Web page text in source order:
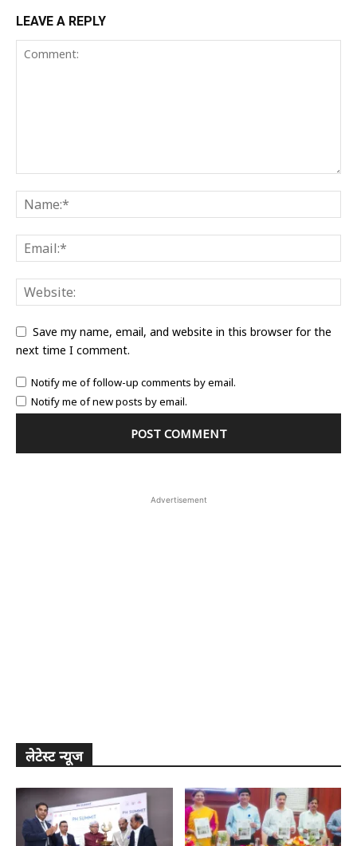
LEAVE A REPLY
Save my name, email, and website in this browser for the
next time I comment.
Notify me of follow-up comments by email.
Notify me of new posts by email.
Advertisement
लेटेस्ट न्यूज